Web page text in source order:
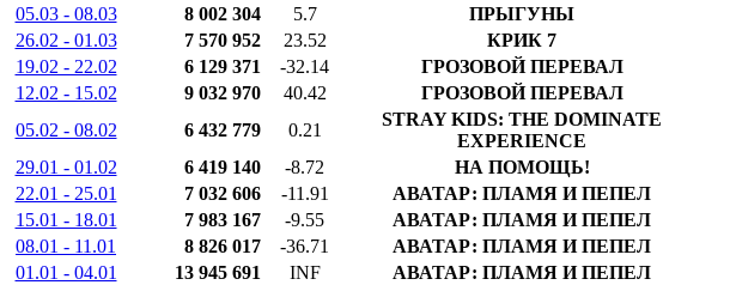
05.03 - 08.03
8 002 304 5.7 ПРЫГУНЫ
26.02 - 01.03
7 570 952 23.52 КРИК 7
19.02 - 22.02
6 129 371 -32.14 ГРОЗОВОЙ ПЕРЕВАЛ
12.02 - 15.02
9 032 970 40.42 ГРОЗОВОЙ ПЕРЕВАЛ
05.02 - 08.02
6 432 779 0.21
STRAY KIDS: THE DOMINATE
EXPERIENCE
29.01 - 01.02
6 419 140 -8.72 НА ПОМОЩЬ!
22.01 - 25.01
7 032 606 -11.91 АВАТАР: ПЛАМЯ И ПЕПЕЛ
15.01 - 18.01
7 983 167 -9.55 АВАТАР: ПЛАМЯ И ПЕПЕЛ
08.01 - 11.01
8 826 017 -36.71 АВАТАР: ПЛАМЯ И ПЕПЕЛ
01.01 - 04.01
13 945 691 INF АВАТАР: ПЛАМЯ И ПЕПЕЛ